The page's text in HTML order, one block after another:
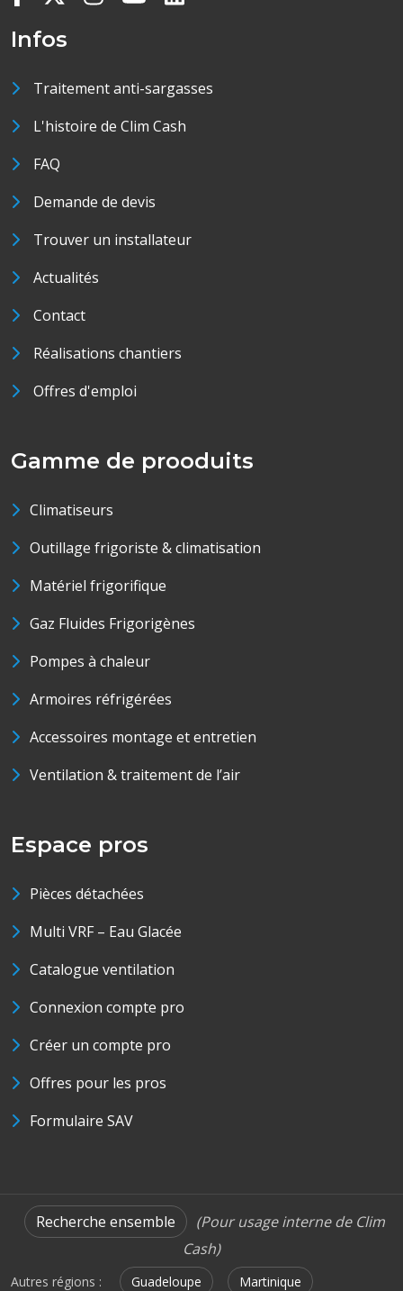
Infos
Traitement anti-sargasses
L'histoire de Clim Cash
FAQ
Demande de devis
Trouver un installateur
Actualités
Contact
Réalisations chantiers
Offres d'emploi
Gamme de prooduits
Climatiseurs
Outillage frigoriste & climatisation
Matériel frigorifique
Gaz Fluides Frigorigènes
Pompes à chaleur
Armoires réfrigérées
Accessoires montage et entretien
Ventilation & traitement de l’air
Espace pros
Pièces détachées
Multi VRF – Eau Glacée
Catalogue ventilation
Connexion compte pro
Créer un compte pro
Offres pour les pros
Formulaire SAV
Recherche ensemble
(Pour usage interne de Clim
Cash)
Autres régions : Guadeloupe Martinique